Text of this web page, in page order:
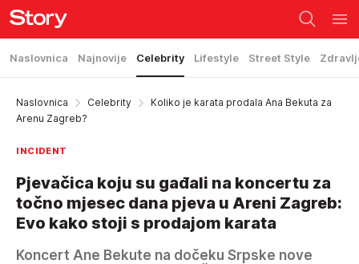
Naslovnica Najnovije Celebrity Lifestyle Street Style
Naslovnica Celebrity
Koliko je karata prodala Ana Bekuta za
Arenu Zagreb?
INCIDENT
Pjevačica koju su gađali na koncertu za
točno mjesec dana pjeva u Areni Zagreb:
Evo kako stoji s prodajom karata
Koncert Ane Bekute na dočeku Srpske nove